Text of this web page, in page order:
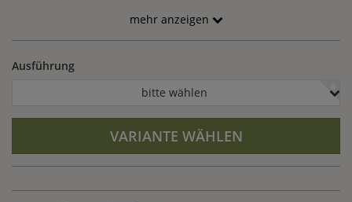
mit anderen Möbeln von PALA kombinieren und kann
optional mit einer Sitzfläche aus wetterfestem Lärchenholz
mehr anzeigen
Ausführung
bitte wählen
VARIANTE WÄHLEN